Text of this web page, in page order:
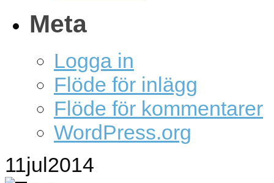
Meta
Logga in
Flöde för inlägg
Flöde för kommentarer
WordPress.org
11jul2014